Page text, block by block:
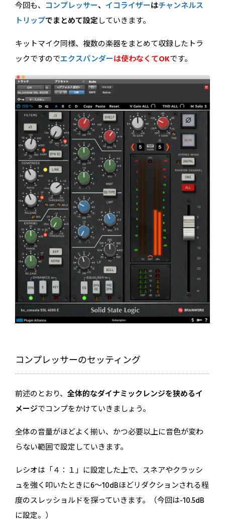
今回も、 コンプレッサー、 イコライザーはチャンネルス
トリップでまとめて設定していきます。
キットマイク同様、複数の楽器をまとめて収録したトラ
ックですのでエクスパンダーは使わなくてOKです。
コンプレッサーのセッティング
前述のとおり、全体的なダイナミックレンジを狭めるイ
メージでコンプをかけていきましょう。
全体の音量がほどよく揃い、かつ必要以上に音色が変わ
らない範囲で設定していきます。
レシオは「４：１」に設定した上で、スネアやクラッシ
ュを強く叩いたときに6〜10dBほどリダクションされる程
度のスレッショルドを探っていきます。（今回は-10.5dB
に設定。）